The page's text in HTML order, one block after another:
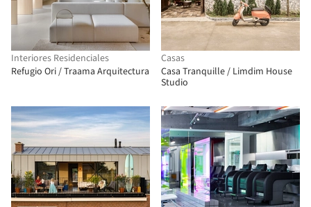
Interiores Residenciales
Refugio Ori / Traama Arquitectura
Casas
Casa Tranquille / Limdim House
Studio